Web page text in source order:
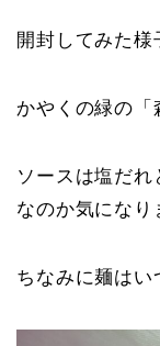
開封してみた様
かやくの緑の「
ソースは塩だれ
なのか気になり
ちなみに麺はい